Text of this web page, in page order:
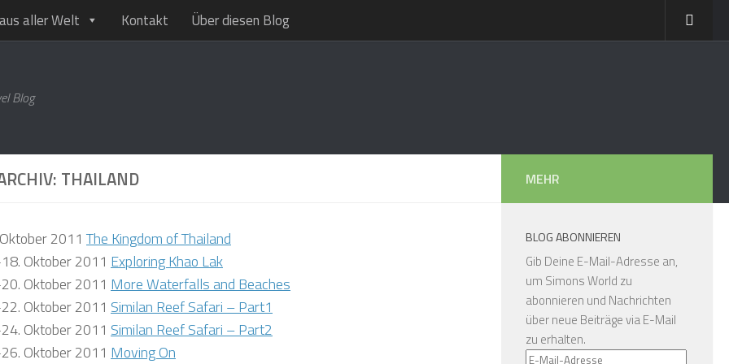
aller Welt Kontakt Über diesen Blog
Blog
THAILAND
2011 The Kingdom of Thailand
Oktober 2011 Exploring Khao Lak
Oktober 2011 More Waterfalls and Beaches
Oktober 2011 Similan Reef Safari – Part1
Oktober 2011 Similan Reef Safari – Part2
Oktober 2011 Moving On
MEHR
BLOG ABONNIEREN
Gib Deine E-Mail-Adresse an,
um Simons World zu
abonnieren und Nachrichten
über neue Beiträge via E-Mail
zu erhalten.
E-